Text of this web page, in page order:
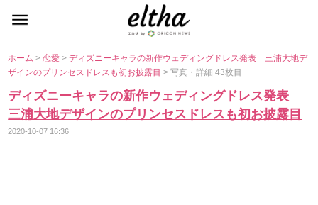
ホーム>恋愛>ディズニーキャラの新作ウェディングドレス発表 三浦大地デ
ザインのプリンセスドレスも初お披露目> 写真・詳細 43枚目
ディズニーキャラの新作ウェディングドレス発表
三浦大地デザインのプリンセスドレスも初お披露目
2020-10-07 16:36